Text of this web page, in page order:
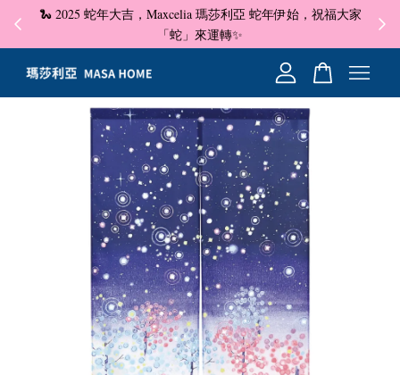
🐍 2025 蛇年大吉，Maxcelia 瑪莎利亞 蛇年伊始，祝福大家
「蛇」來運轉✨
✦
您的購物車目前還是空的。
繼續購物